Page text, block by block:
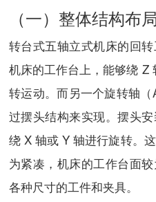
（一）整体结构布局
转台式五轴立式机床的回
机床的工作台上，能够绕 Z
转运动。而另一个旋转轴
过摆头结构来实现。摆头
绕 X 轴或 Y 轴进行旋转。
为紧凑，机床的工作台面
各种尺寸的工件和夹具。